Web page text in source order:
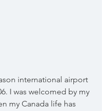
international airport
I was welcomed by my
my Canada life has